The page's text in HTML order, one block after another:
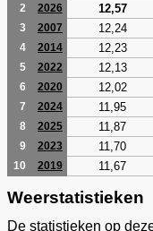
2 2026 12,57
3 2007 12,24
4 2014 12,23
5 2022 12,13
6 2020 12,02
7 2024 11,95
8 2025 11,87
9 2023 11,70
10 2019 11,67
Weerstatistieken
De statistieken op